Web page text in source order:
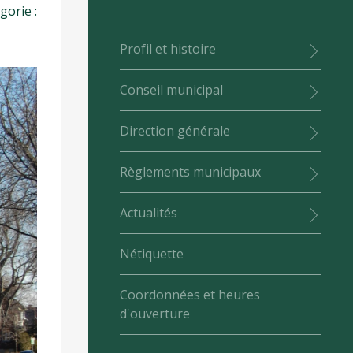
Profil et histoire
Conseil municipal
Direction générale
Règlements municipaux
Actualités
Nétiquette
Coordonnées et heures
d'ouverture
: